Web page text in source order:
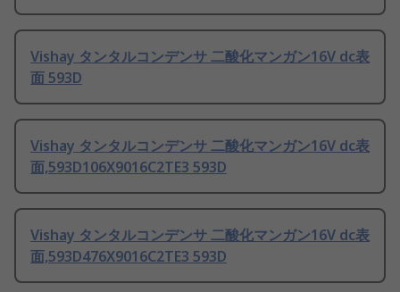
Vishay タンタルコンデンサ 二酸化マンガン16V dc表
面 593D
Vishay タンタルコンデンサ 二酸化マンガン16V dc表
面,593D106X9016C2TE3 593D
Vishay タンタルコンデンサ 二酸化マンガン16V dc表
面,593D476X9016C2TE3 593D